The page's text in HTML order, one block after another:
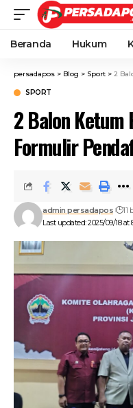
Beranda Hukum
persadapos > Blog > Sport > 2
SPORT
2 Balon Ketum
Formulir
Last updated: 2025/09/18 at
admin persadapos 11